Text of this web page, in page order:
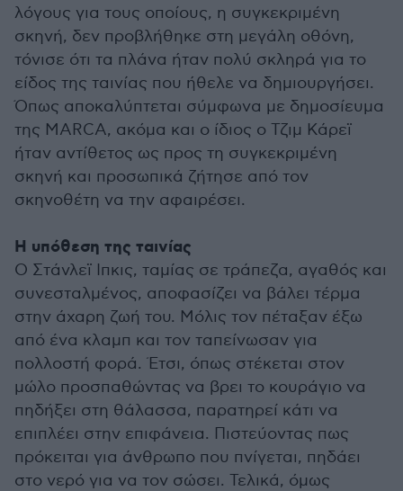
λόγους για τους οποίους, η συγκεκριμένη
σκηνή, δεν προβλήθηκε στη μεγάλη οθόνη,
τόνισε ότι τα πλάνα ήταν πολύ σκληρά για το
είδος της ταινίας που ήθελε να δημιουργήσει.
Όπως αποκαλύπτεται σύμφωνα με δημοσίευμα
της MARCA, ακόμα και ο ίδιος ο Τζιμ Κάρεϊ
ήταν αντίθετος ως προς τη συγκεκριμένη
σκηνή και προσωπικά ζήτησε από τον
σκηνοθέτη να την αφαιρέσει.
Η υπόθεση της ταινίας
Ο Στάνλεϊ Ιπκις, ταμίας σε τράπεζα, αγαθός και
συνεσταλμένος, αποφασίζει να βάλει τέρμα
στην άχαρη ζωή του. Μόλις τον πέταξαν έξω
από ένα κλαμπ και τον ταπείνωσαν για
πολλοστή φορά. Έτσι, όπως στέκεται στον
μώλο προσπαθώντας να βρει το κουράγιο να
πηδήξει στη θάλασσα, παρατηρεί κάτι να
επιπλέει στην επιφάνεια. Πιστεύοντας πως
πρόκειται για άνθρωπο που πνίγεται, πηδάει
στο νερό για να τον σώσει. Τελικά, όμως